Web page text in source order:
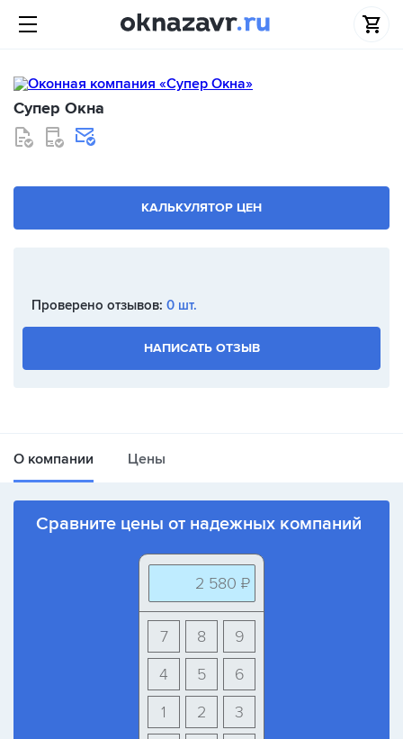
Супер Окна
КАЛЬКУЛЯТОР ЦЕН
Проверено отзывов: 0 шт.
НАПИСАТЬ ОТЗЫВ
О компании Цены
Сравните цены от надежных компаний
2 580 ₽
9
8
7
6
5
4
3
2
1